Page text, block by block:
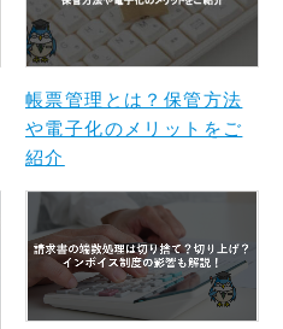
帳票管理とは？保管方法
や電子化のメリットをご
紹介